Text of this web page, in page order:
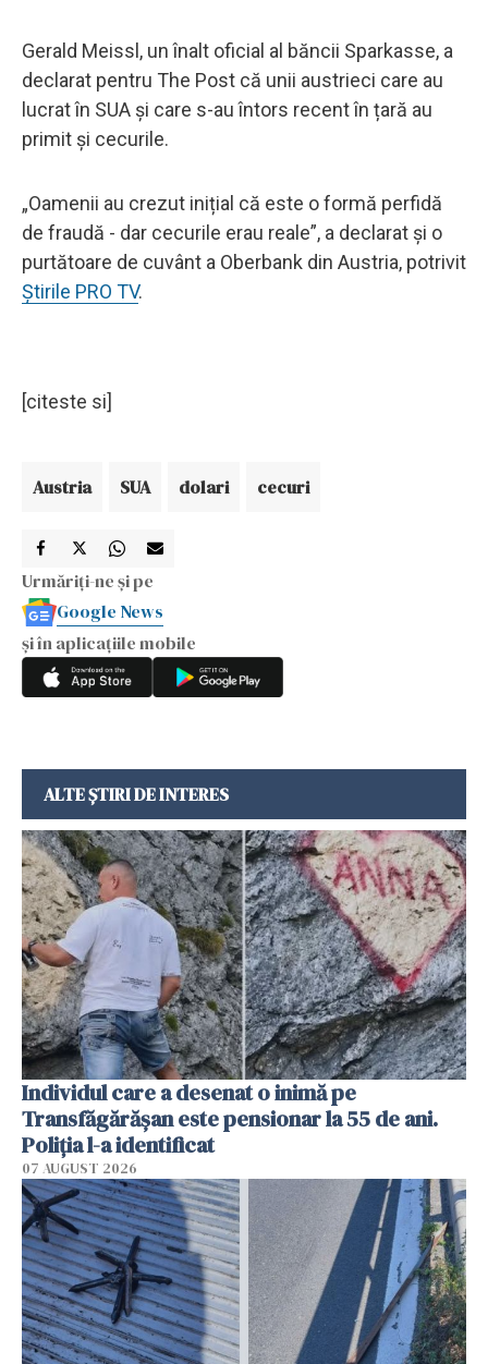
Gerald Meissl, un înalt oficial al băncii Sparkasse, a
declarat pentru The Post că unii austrieci care au
lucrat în SUA și care s-au întors recent în țară au
primit și cecurile.
„Oamenii au crezut inițial că este o formă perfidă
de fraudă - dar cecurile erau reale”, a declarat și o
purtătoare de cuvânt a Oberbank din Austria, potrivit
Știrile PRO TV.
[citeste si]
Austria SUA dolari cecuri
Urmăriți-ne și pe
Google News
și în aplicațiile mobile
ALTE ȘTIRI DE INTERES
Individul care a desenat o inimă pe
Transfăgărășan este pensionar la 55 de ani.
Poliția l-a identificat
07 AUGUST 2026